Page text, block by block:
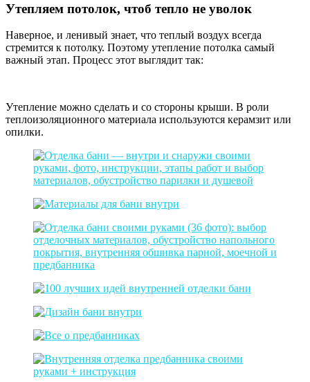
Утепляем потолок, чтоб тепло не уволок
Наверное, и ленивый знает, что теплый воздух всегда
стремится к потолку. Поэтому утепление потолка самый
важный этап. Процесс этот выглядит так:
Утепление можно сделать и со стороны крыши. В роли
теплоизоляционного материала используются керамзит или
опилки.